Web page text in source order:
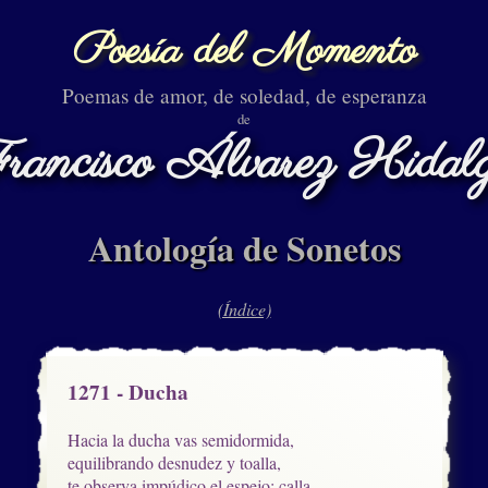
Poesía del Momento
Poemas de amor, de soledad, de esperanza
de
Álvarez
Antología de Sonetos
(Índice)
1271 - Ducha
Hacia la ducha vas semidormida,
equilibrando desnudez y toalla,